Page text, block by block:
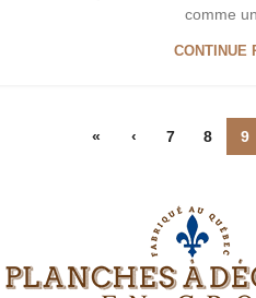
comme un
CONTINUE
« ‹ 7 8 9